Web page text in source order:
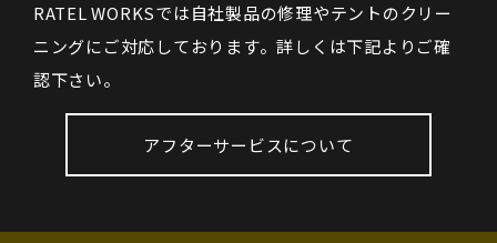
RATEL WORKSでは自社製品の修理やテントのクリー
ニングにご対応しております。詳しくは下記よりご確
認下さい。
アフターサービスについて